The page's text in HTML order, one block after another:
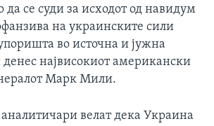
се суди за исходот од навидум
на украинските сили
во источна и јужна
највисокиот американски
Марк Мили.
велат дека Украина